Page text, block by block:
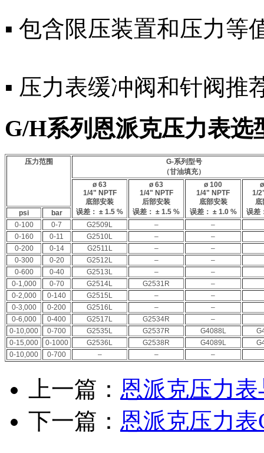
▪ 包含限压装置和压力等
▪ 压力表缓冲阀和针阀推
G/H系列恩派克压力表选
压力范围
G-系列型号
（甘油填充）
ø 63
1/4" NPTF
底部安装
误差： ± 1.5 %
ø 63
1/4" NPTF
后部安装
误差： ± 1.5 %
ø 100
1/4" NPTF
底部安装
误差： ± 1.0 %
1/
底
误差
psi
bar
0-100
0-7 G2509L –
–
0-160
0-11 G2510L –
–
0-200
0-14 G2511L –
–
0-300
0-20 G2512L –
–
0-600
0-40 G2513L –
–
0-1,000
0-70 G2514L G2531R
–
0-2,000
0-140 G2515L –
–
0-3,000
0-200 G2516L –
–
0-6,000
0-400 G2517L G2534R
–
0-10,000
0-700 G2535L G2537R G4088L
0-15,000
0-1000 G2536L G2538R G4089L
0-10,000
0-700 – – –
上一篇： 恩派克压力
下一篇： 恩派克压力表